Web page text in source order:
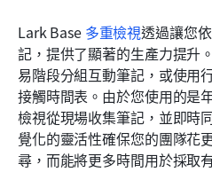
Lark Base 多重檢視透過讓您
記，提供了顯著的生產力提升
易階段分組互動筆記，或使用
接觸時間表。由於您使用的是
檢視從現場收集筆記，並即時
覺化的靈活性確保您的團隊花
尋，而能將更多時間用於採取